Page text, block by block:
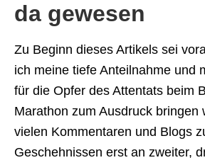
da gewesen
Zu Beginn dieses Artikels sei
ich meine tiefe Anteilnahme und
für die Opfer des Attentats beim
Marathon zum Ausdruck bringen
vielen Kommentaren und Blogs
Geschehnissen erst an zweiter,